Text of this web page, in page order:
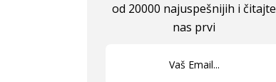
od 20000 najuspešnijih i čitajte
nas prvi